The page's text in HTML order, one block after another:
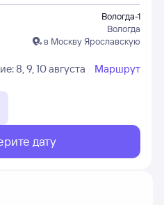
Вологда-1
Вологда
в Москву Ярославскую
8, 9, 10 августа Маршрут
дату